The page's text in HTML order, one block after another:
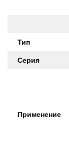
Тип
Серия
Применение